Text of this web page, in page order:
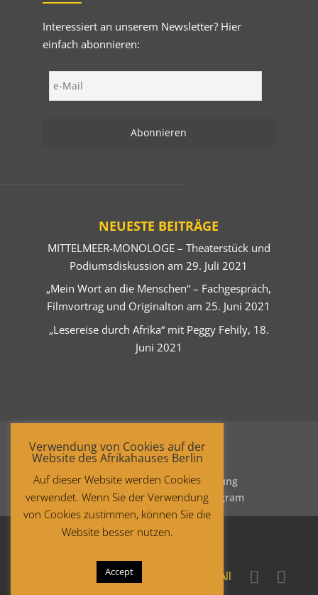
Interessiert an unserem Newsletter? Hier
einfach abonnieren:
NEUESTE BEITRÄGE
MITTELMEER-MONOLOGE – Theaterstück und
Podiumsdiskussion am 29. Juli 2021
„Mein Wort an die Menschen“ – Fachgespräch,
Filmvortrag und Originalton am 25. Juni 2021
„Lesereise durch Afrika“ mit Peggy Fehily, 18.
Juni 2021
Startseite
Datenschutzerklärung
Impressum
Facebook Instagram
Copyright © 2021 Afrika-Haus Berlin. All
Verwendung von Cookies auf der
Website des Afrikahauses Berlin
Auf dieser Website werden Cookies
verwendet. Wenn Sie der Verwendung
von Cookies zustimmen, können Sie die
Website besser nutzen.
Accept